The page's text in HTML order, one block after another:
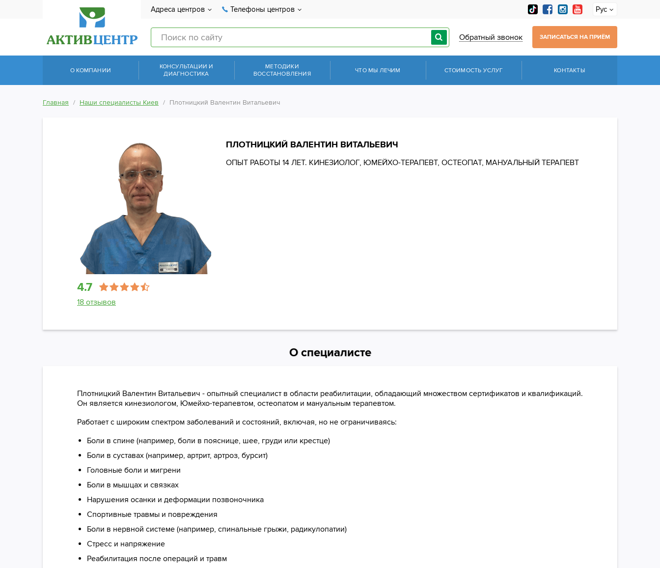
Адреса центров Телефоны центров Рус
Обратный звонок ЗАПИСАТЬСЯ НА ПРИЁМ
О КОМПАНИИ
КОНСУЛЬТАЦИИ И
ДИАГНОСТИКА
МЕТОДИКИ
ВОССТАНОВЛЕНИЯ
ЧТО МЫ ЛЕЧИМ СТОИМОСТЬ УСЛУГ КОНТАКТЫ
Главная Наши специалисты Киев Плотницкий Валентин Витальевич
4.7
18 отзывов
ПЛОТНИЦКИЙ ВАЛЕНТИН ВИТАЛЬЕВИЧ
ОПЫТ РАБОТЫ 14 ЛЕТ. КИНЕЗИОЛОГ, ЮМЕЙХО-ТЕРАПЕВТ, ОСТЕОПАТ, МАНУАЛЬНЫЙ ТЕРАПЕВТ
О специалисте
Плотницкий Валентин Витальевич - опытный специалист в области реабилитации, обладающий множеством сертификатов и квалификаций.
Он является кинезиологом, Юмейхо-терапевтом, остеопатом и мануальным терапевтом.
Работает с широким спектром заболеваний и состояний, включая, но не ограничиваясь:
Боли в спине (например, боли в пояснице, шее, груди или крестце)
Боли в суставах (например, артрит, артроз, бурсит)
Головные боли и мигрени
Боли в мышцах и связках
Нарушения осанки и деформации позвоночника
Спортивные травмы и повреждения
Боли в нервной системе (например, спинальные грыжи, радикулопатии)
Стресс и напряжение
Реабилитация после операций и травм